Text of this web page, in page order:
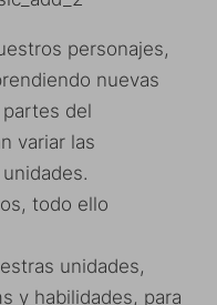
personajes,
nuevas
del
variar las
todo ello
unidades,
y habilidades, para